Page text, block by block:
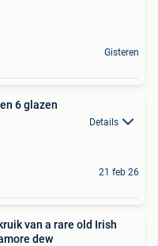
Gisteren
6 glazen
Details
21 feb 26
van a rare old Irish
dew